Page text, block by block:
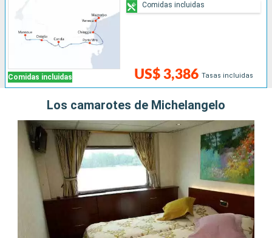
Comidas incluidas US$ 3,386 Tasas incluidas
Comidas incluidas
Los camarotes de Michelangelo